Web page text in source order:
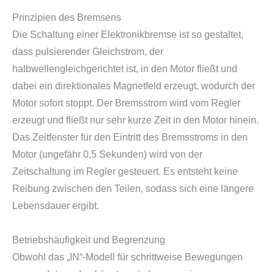
Prinzipien des Bremsens
Die Schaltung einer Elektronikbremse ist so gestaltet,
dass pulsierender Gleichstrom, der
halbwellengleichgerichtet ist, in den Motor fließt und
dabei ein direktionales Magnetfeld erzeugt, wodurch der
Motor sofort stoppt. Der Bremsstrom wird vom Regler
erzeugt und fließt nur sehr kurze Zeit in den Motor hinein.
Das Zeitfenster für den Eintritt des Bremsstroms in den
Motor (ungefähr 0,5 Sekunden) wird von der
Zeitschaltung im Regler gesteuert. Es entsteht keine
Reibung zwischen den Teilen, sodass sich eine längere
Lebensdauer ergibt.
Betriebshäufigkeit und Begrenzung
Obwohl das „IN“-Modell für schrittweise Bewegungen